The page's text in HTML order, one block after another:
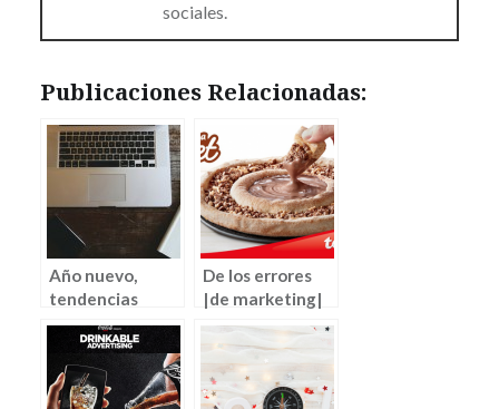
sociales.
Publicaciones Relacionadas:
Año nuevo,
tendencias
nuevas
De los errores
|de marketing|
también se
aprende (por
Jaione Yábar)